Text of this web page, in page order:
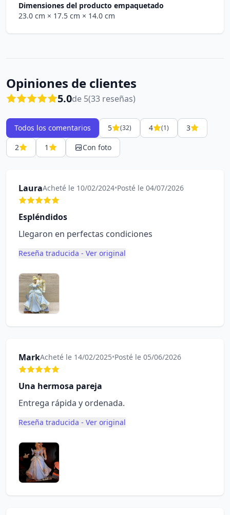
Dimensiones del producto empaquetado
23.0 cm × 17.5 cm × 14.0 cm
Opiniones de clientes
5.0de 5(33 reseñas)
Todos los comentarios 5 (32) 4 (1)
3
2
1 Con foto
LauraAcheté le 10/02/2024•Posté le 04/07/2026
Espléndidos
Llegaron en perfectas condiciones
Reseña traducida - Ver original
MarkAcheté le 14/02/2025•Posté le 05/06/2026
Una hermosa pareja
Entrega rápida y ordenada.
Reseña traducida - Ver original